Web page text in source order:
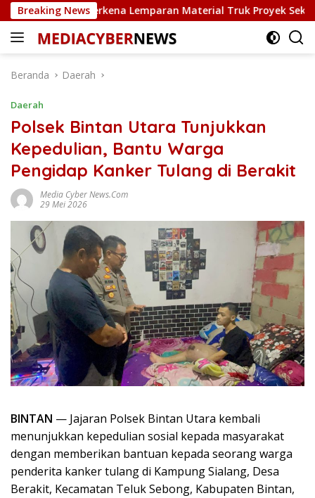
Langsung
ke
konten
Breaking News
Terkena Lemparan Material Truk Proyek Sekolah
Beranda Daerah
Daerah
Polsek Bintan Utara Tunjukkan
Kepedulian, Bantu Warga
Pengidap Kanker Tulang di Berakit
Media Cyber News.Com
29 Mei 2026
BINTAN — Jajaran Polsek Bintan Utara kembali
menunjukkan kepedulian sosial kepada masyarakat
dengan memberikan bantuan kepada seorang warga
penderita kanker tulang di Kampung Sialang, Desa
Berakit, Kecamatan Teluk Sebong, Kabupaten Bintan,